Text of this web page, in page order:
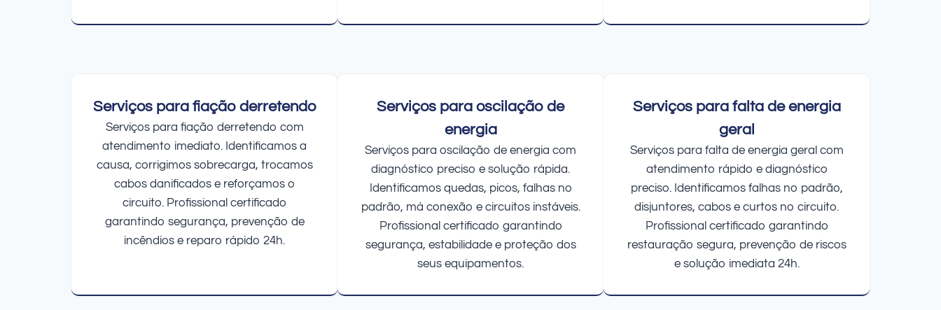
Serviços para fiação derretendo
Serviços para fiação derretendo com
atendimento imediato. Identificamos a
causa, corrigimos sobrecarga, trocamos
cabos danificados e reforçamos o
circuito. Profissional certificado
garantindo segurança, prevenção de
incêndios e reparo rápido 24h.
Serviços para oscilação de
energia
Serviços para oscilação de energia com
diagnóstico preciso e solução rápida.
Identificamos quedas, picos, falhas no
padrão, má conexão e circuitos instáveis.
Profissional certificado garantindo
segurança, estabilidade e proteção dos
seus equipamentos.
Serviços para falta de energia
geral
Serviços para falta de energia geral com
atendimento rápido e diagnóstico
preciso. Identificamos falhas no padrão,
disjuntores, cabos e curtos no circuito.
Profissional certificado garantindo
restauração segura, prevenção de riscos
e solução imediata 24h.